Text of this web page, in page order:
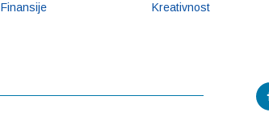
Finansije
Kreativnost